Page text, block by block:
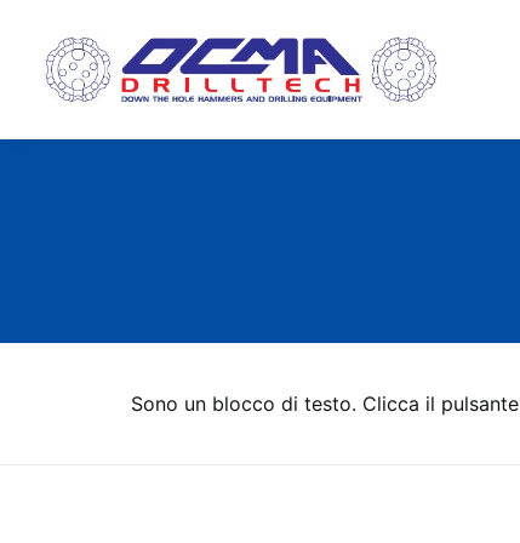
Sono un blocco di testo. Clicca il pulsante